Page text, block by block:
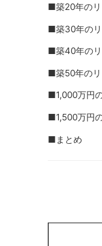
■築20年のリ
■築30年のリ
■築40年のリ
■築50年のリ
■1,000万円
■1,500万円
■まとめ